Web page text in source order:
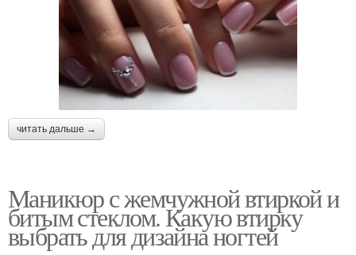
читать дальше →
Маникюр с жемчужной втиркой и
битым стеклом. Какую втирку
выбрать для дизайна ногтей